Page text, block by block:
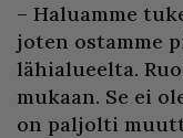
– Haluamme
joten ostamme
lähialueelta.
mukaan. Se ei
on paljolti